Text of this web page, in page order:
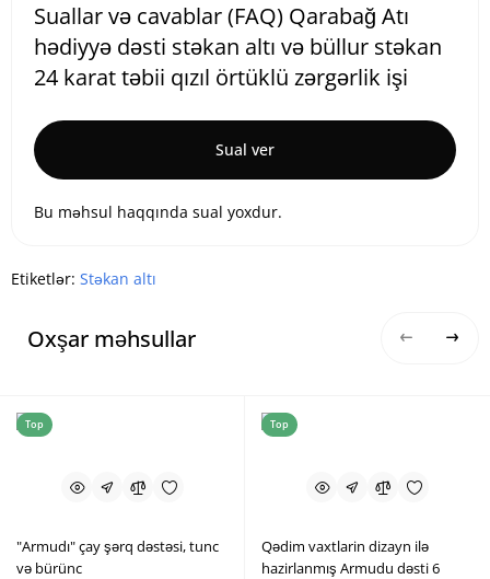
Suallar və cavablar (FAQ) Qarabağ Atı
hədiyyə dəsti stəkan altı və büllur stəkan
24 karat təbii qızıl örtüklü zərgərlik işi
Sual ver
Bu məhsul haqqında sual yoxdur.
Etiketlər: Stəkan altı
Oxşar məhsullar
Top
"Armudı" çay şərq dəstəsi, tunc
və bürünc
Top
Qədim vaxtlarin dizayn ilə
hazirlanmış Armudu dəsti 6